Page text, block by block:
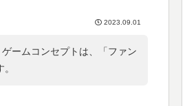
2023.09.01
ームコンセプトは、「ファン